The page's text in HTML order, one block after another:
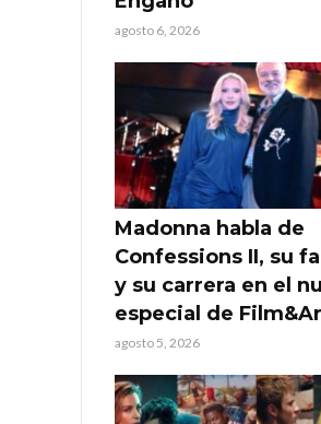
agosto 6, 2026
Madonna habla de
Confessions II, su
y su carrera en el
especial de
agosto 5, 2026